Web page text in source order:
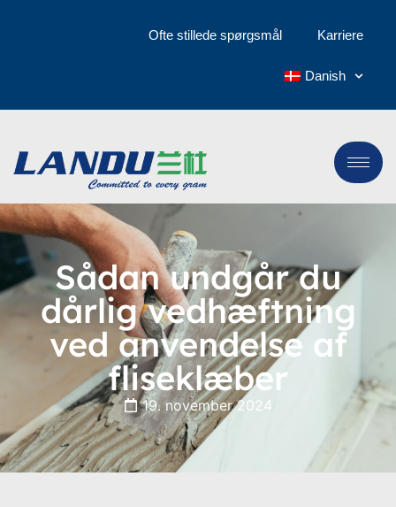
Ofte stillede spørgsmål Karriere
Danish
Sådan undgår du
dårlig vedhæftning
ved anvendelse af
fliseklæber
19. november 2024